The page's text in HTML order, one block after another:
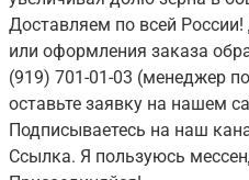
Доставляем по всей
или оформления заказа
(919) 701-01-03 (менеджер
оставьте заявку на нашем
Подписываетесь на наш
Ссылка. Я пользуюсь